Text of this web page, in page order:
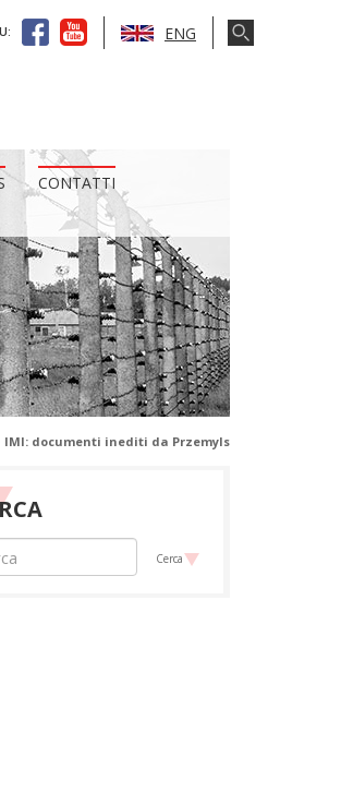
ENG
CONTATTI
IMI: documenti inediti da Przemyls
Cerca